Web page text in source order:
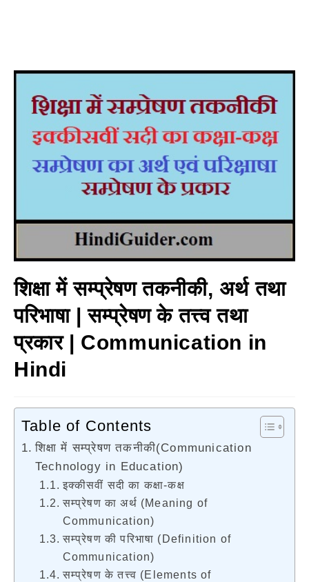
शिक्षा में सम्प्रेषण तकनीकी, अर्थ तथा
परिभाषा | सम्प्रेषण के तत्त्व तथा
प्रकार | Communication in
Hindi
Table of Contents
शिक्षा में सम्प्रेषण तकनीकी(Communication
Technology in Education)
इक्कीसवीं सदी का कक्षा-कक्ष
सम्प्रेषण का अर्थ (Meaning of
Communication)
सम्प्रेषण की परिभाषा (Definition of
Communication)
सम्प्रेषण के तत्त्व (Elements of